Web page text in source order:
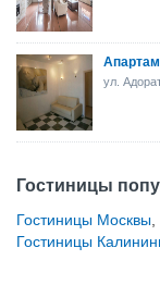
ул.
Гостиницы
Гостиницы Москвы
Гостиницы